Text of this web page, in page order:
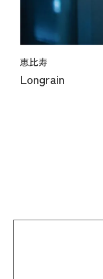
恵比寿
Longrain